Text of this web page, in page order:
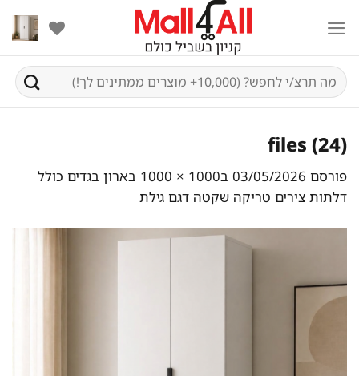
content
חיפוש
עבור:
files (24)
פורסם 03/05/2026 ב1000 × 1000 בארון בגדים כולל
דלתות צירים טריקה שקטה דגם גילת